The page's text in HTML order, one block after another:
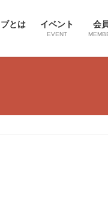
とは イベント
EVENT
会